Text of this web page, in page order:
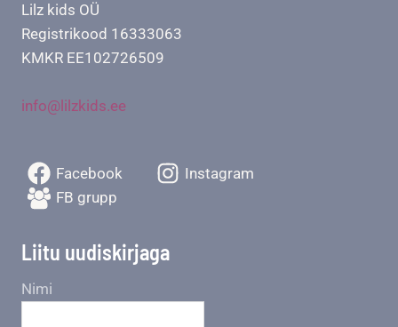
Lilz kids OÜ
Registrikood 16333063
KMKR EE102726509
info@lilzkids.ee
Facebook
Instagram
FB grupp
Liitu uudiskirjaga
Nimi